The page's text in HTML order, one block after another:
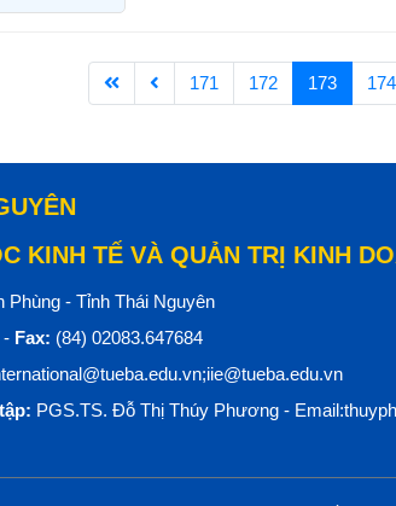
171 172 173 174
KINH TẾ VÀ QUẢN TRỊ KINH
- Tỉnh Thái Nguyên
- Fax: (84) 02083.647684
PGS.TS. Đỗ Thị Thúy Phương -